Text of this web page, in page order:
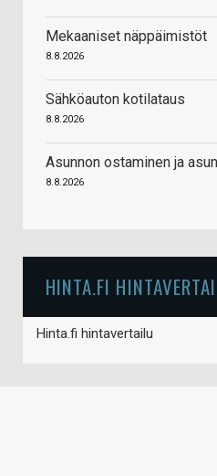
Mekaaniset näppäimistöt
8.8.2026
Sähköauton kotilataus
8.8.2026
Asunnon ostaminen ja
8.8.2026
HINTA.FI
Hinta.fi hintavertailu